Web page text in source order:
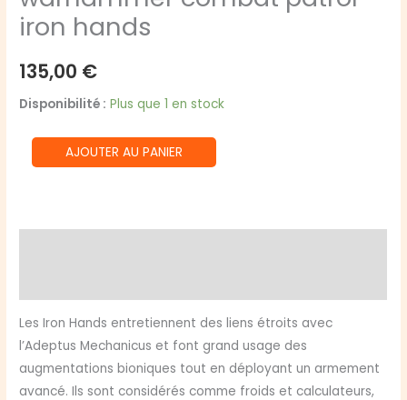
iron hands
135,00 €
Disponibilité : Plus que 1 en stock
quantité
de
AJOUTER AU PANIER
Les Iron Hands entretiennent des liens étroits avec
l’Adeptus Mechanicus et font grand usage des
augmentations bioniques tout en déployant un armement
avancé. Ils sont considérés comme froids et calculateurs,